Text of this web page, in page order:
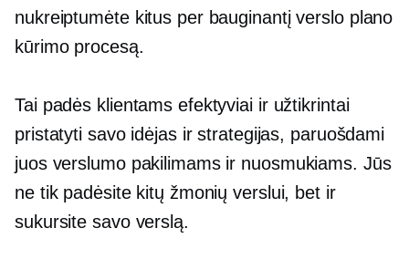
nukreiptumėte kitus per bauginantį verslo plano
kūrimo procesą.
Tai padės klientams efektyviai ir užtikrintai
pristatyti savo idėjas ir strategijas, paruošdami
juos verslumo pakilimams ir nuosmukiams. Jūs
ne tik padėsite kitų žmonių verslui, bet ir
sukursite savo verslą.